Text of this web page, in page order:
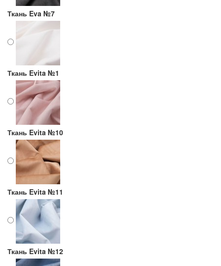
Ткань Eva №7
Ткань Evita №1
Ткань Evita №10
Ткань Evita №11
Ткань Evita №12